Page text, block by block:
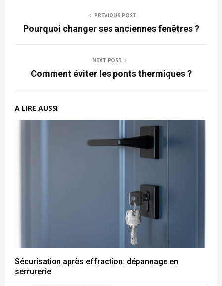
PREVIOUS POST
Pourquoi changer ses anciennes fenêtres ?
NEXT POST
Comment éviter les ponts thermiques ?
A LIRE AUSSI
Sécurisation après effraction: dépannage en
serrurerie